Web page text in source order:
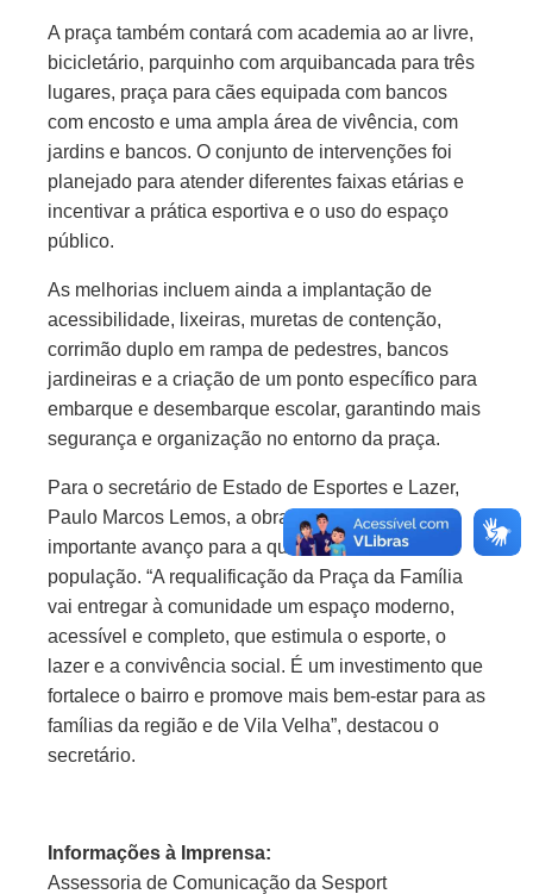
A praça também contará com academia ao ar livre,
bicicletário, parquinho com arquibancada para três
lugares, praça para cães equipada com bancos
com encosto e uma ampla área de vivência, com
jardins e bancos. O conjunto de intervenções foi
planejado para atender diferentes faixas etárias e
incentivar a prática esportiva e o uso do espaço
público.
As melhorias incluem ainda a implantação de
acessibilidade, lixeiras, muretas de contenção,
corrimão duplo em rampa de pedestres, bancos
jardineiras e a criação de um ponto específico para
embarque e desembarque escolar, garantindo mais
segurança e organização no entorno da praça.
Para o secretário de Estado de Esportes e Lazer,
Paulo Marcos Lemos, a obra representa um
importante avanço para a qualidade de vida da
população. “A requalificação da Praça da Família
vai entregar à comunidade um espaço moderno,
acessível e completo, que estimula o esporte, o
lazer e a convivência social. É um investimento que
fortalece o bairro e promove mais bem-estar para as
famílias da região e de Vila Velha”, destacou o
secretário.
Informações à Imprensa:
Assessoria de Comunicação da Sesport